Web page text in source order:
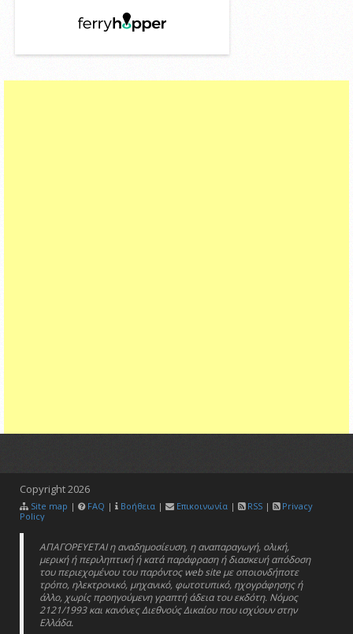
Copyright2026
Site map | FAQ | Βοήθεια | Επικοινωνία | RSS |
Privacy
Policy
ΑΠΑΓΟΡΕΥΕΤΑΙ η αναδημοσίευση, η αναπαραγωγή, ολική,
μερική ή περιληπτική ή κατά παράφραση ή διασκευή απόδοση
του περιεχομένου του παρόντος web site με οποιονδήποτε
τρόπο, ηλεκτρονικό, μηχανικό, φωτοτυπικό, ηχογράφησης ή
άλλο, χωρίς προηγούμενη γραπτή άδεια του εκδότη. Νόμος
2121/1993 και κανόνες Διεθνούς Δικαίου που ισχύουν στην
Ελλάδα.